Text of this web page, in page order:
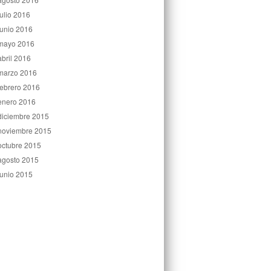
2016
2016
2016
2016
2016
2016
2016
2015
2015
2015
2015
2015